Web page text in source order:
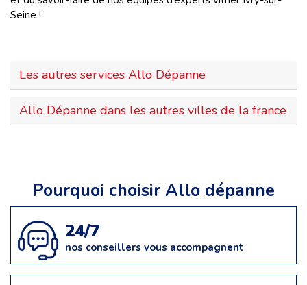
Seine !
Les autres services Allo Dépanne
Allo Dépanne dans les autres villes de la france
Pourquoi choisir Allo dépanne
24/7
nos conseillers vous accompagnent